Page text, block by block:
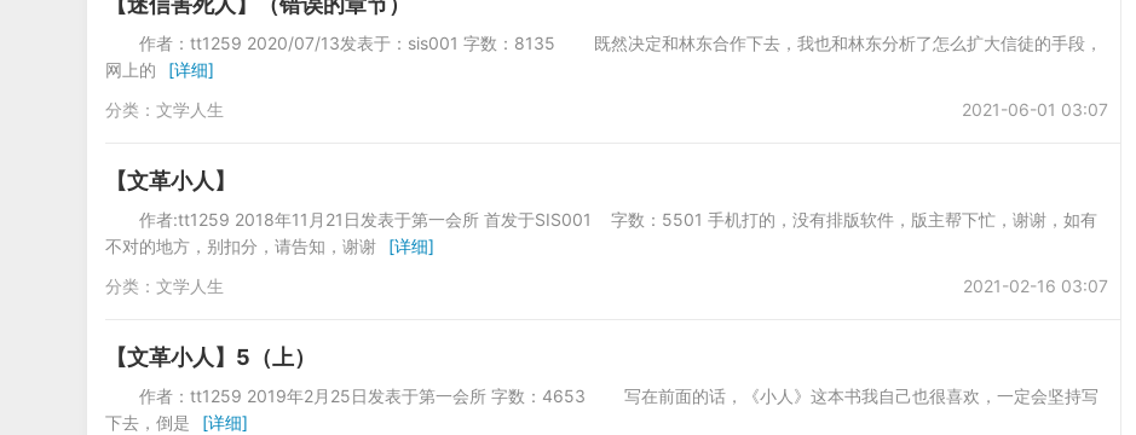
作者：tt1259 2020/07/13发表于：sis001 字数：8135 既然决定和林东合作下去，我也和林东分析了怎么扩大信徒的手段，
网上的
[详细]
2021-06-01 03:07
分类： 文学人生
【文革小人】
作者:tt1259 2018年11月21日发表于第一会所 首发于SIS001 字数：5501 手机打的，没有排版软件，版主帮下忙，谢谢，如有
不对的地方，别扣分，请告知，谢谢
[详细]
2021-02-16 03:07
分类： 文学人生
【文革小人】5（上）
作者：tt1259 2019年2月25日发表于第一会所 字数：4653 写在前面的话，《小人》这本书我自己也很喜欢，一定会坚持写
下去，倒是
[详细]